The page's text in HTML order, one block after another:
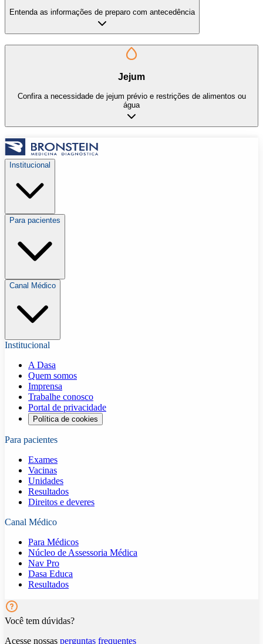
Entenda as informações de preparo com antecedência
Jejum
Confira a necessidade de jejum prévio e restrições de alimentos ou
água
Institucional
Para pacientes
Canal Médico
Institucional
A Dasa
Quem somos
Imprensa
Trabalhe conosco
Portal de privacidade
Política de cookies
Para pacientes
Exames
Vacinas
Unidades
Resultados
Direitos e deveres
Canal Médico
Para Médicos
Núcleo de Assessoria Médica
Nav Pro
Dasa Educa
Resultados
Você tem dúvidas?
Acesse nossas perguntas frequentes